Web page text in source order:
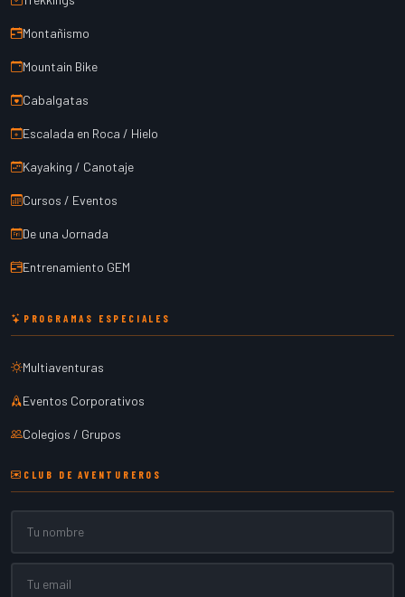
Montañismo
Mountain Bike
Cabalgatas
Escalada en Roca / Hielo
Kayaking / Canotaje
Cursos / Eventos
De una Jornada
Entrenamiento GEM
PROGRAMAS ESPECIALES
Multiaventuras
Eventos Corporativos
Colegios / Grupos
CLUB DE AVENTUREROS